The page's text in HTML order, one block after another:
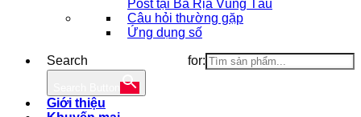
Post tại Bà Rịa Vũng Tàu
Câu hỏi thường gặp
Ứng dụng số
Search for:
Giới thiệu